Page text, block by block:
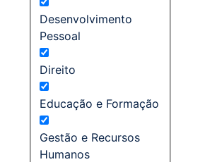
Desenvolvimento
Pessoal
Direito
Educação e Formação
Gestão e Recursos
Humanos